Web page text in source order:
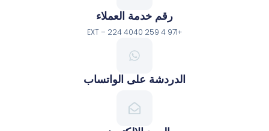
رقم خدمة العملاء
الدردشة على الواتساب